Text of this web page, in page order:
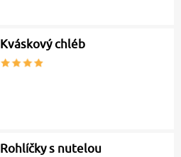
Kváskový chléb
Rohlíčky s nutelou